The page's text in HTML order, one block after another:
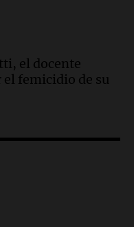
fatales en
Mendoza
el docente
femicidio de su